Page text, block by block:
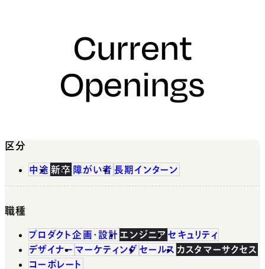
Current
Openings
区分
中途 新卒 障がい者 長期インターン
職種
プロダクト企画・設計 エンジニア セキュリティ
デザイナー マーケティング セールス カスタマーサクセス
コーポレート